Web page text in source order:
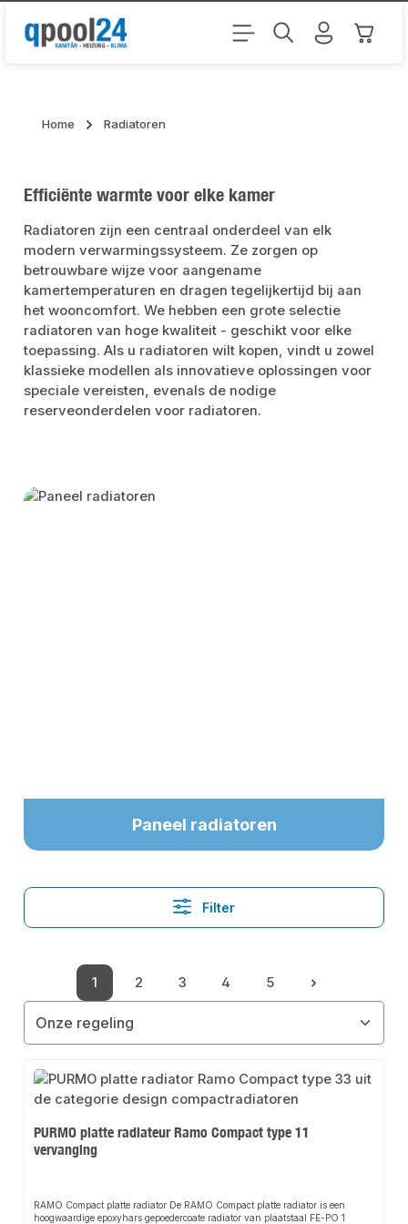
Ga naar de hoofdinhoud
Home Radiatoren
Efficiënte warmte voor elke kamer
Radiatoren zijn een centraal onderdeel van elk
modern verwarmingssysteem. Ze zorgen op
betrouwbare wijze voor aangename
kamertemperaturen en dragen tegelijkertijd bij aan
het wooncomfort. We hebben een grote selectie
radiatoren van hoge kwaliteit - geschikt voor elke
toepassing. Als u radiatoren wilt kopen, vindt u zowel
klassieke modellen als innovatieve oplossingen voor
speciale vereisten, evenals de nodige
reserveonderdelen voor radiatoren.
Skip category gallery
Paneel radiatoren
Filter
Pagina
1
Pagina
2
Pagina
3
Pagina
4
Pagina
5
PURMO platte radiateur Ramo Compact type 11
vervanging
RAMO Compact platte radiator De RAMO Compact platte radiator is een
hoogwaardige epoxyhars gepoedercoate radiator van plaatstaal FE-PO 1